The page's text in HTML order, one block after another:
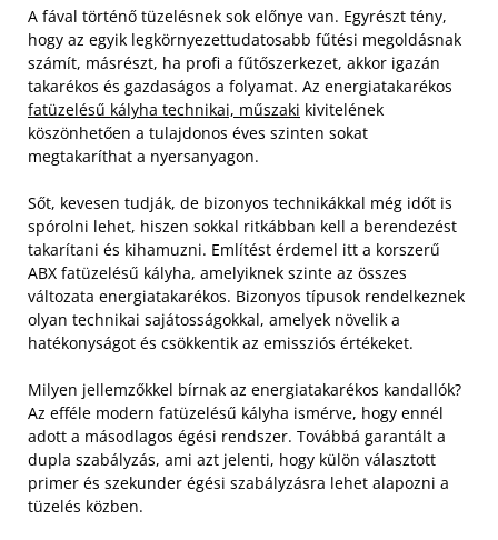
A fával történő tüzelésnek sok előnye van. Egyrészt tény,
hogy az egyik legkörnyezettudatosabb fűtési megoldásnak
számít, másrészt, ha profi a fűtőszerkezet, akkor igazán
takarékos és gazdaságos a folyamat. Az energiatakarékos
fatüzelésű kályha technikai, műszaki kivitelének
köszönhetően a tulajdonos éves szinten sokat
megtakaríthat a nyersanyagon.
Sőt, kevesen tudják, de bizonyos technikákkal még időt is
spórolni lehet, hiszen sokkal ritkábban kell a berendezést
takarítani és kihamuzni. Említést érdemel itt a korszerű
ABX fatüzelésű kályha, amelyiknek szinte az összes
változata energiatakarékos. Bizonyos típusok rendelkeznek
olyan technikai sajátosságokkal, amelyek növelik a
hatékonyságot és csökkentik az emissziós értékeket.
Milyen jellemzőkkel bírnak az energiatakarékos kandallók?
Az efféle modern fatüzelésű kályha ismérve, hogy ennél
adott a másodlagos égési rendszer. Továbbá garantált a
dupla szabályzás, ami azt jelenti, hogy külön választott
primer és szekunder égési szabályzásra lehet alapozni a
tüzelés közben.